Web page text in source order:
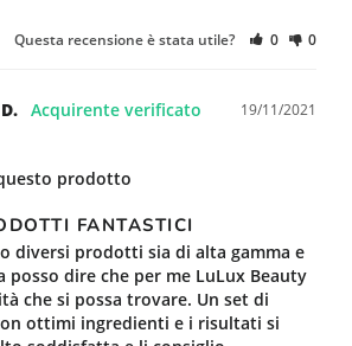
Questa recensione è stata utile? 0 0
19/11/2021
prodotto
FANTASTICI
diversi prodotti sia di alta gamma e
posso dire che per me LuLux Beauty
che si possa trovare. Un set di
ottimi ingredienti e i risultati si